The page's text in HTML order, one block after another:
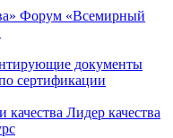
Форум «Всемирный
документы
сертификации
качества Лидер качества